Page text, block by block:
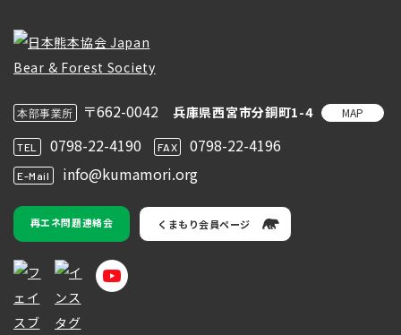
本部事業所 〒662-0042 兵庫県西宮市分銅町1-4 MAP
TEL 0798-22-4190 FAX 0798-22-4196
E-Mail info@kumamori.org
再エネ問題連絡会 くまもり会員ページ